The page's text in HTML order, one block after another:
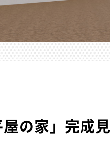
の家」完成見